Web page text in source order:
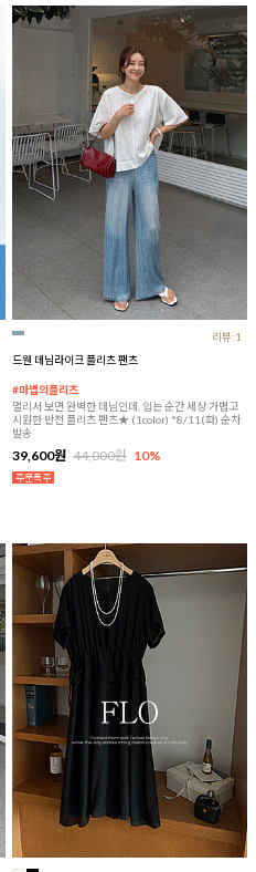
리뷰:1
드웬 데님라이크 플리츠 팬츠
#마법의플리츠
멀리서 보면 완벽한 데님인데, 입는 순간 세상 가볍고
시원한 반전 플리츠 팬츠★ (1color) *8/11(화) 순차
발송
39,600원 44,000원 10%